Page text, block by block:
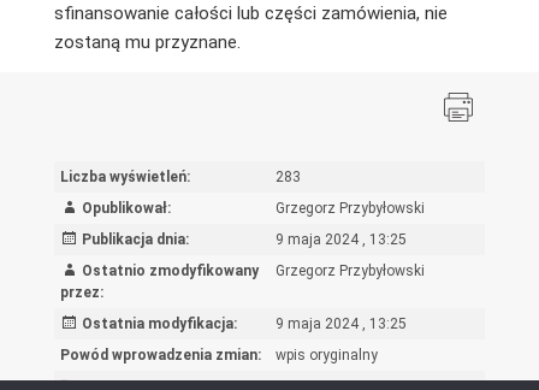
sfinansowanie całości lub części zamówienia, nie
zostaną mu przyznane.
Liczba wyświetleń:
283
Opublikował:
Grzegorz Przybyłowski
Publikacja dnia:
9 maja 2024 , 13:25
Ostatnio zmodyfikowany
przez:
Grzegorz Przybyłowski
Ostatnia modyfikacja:
9 maja 2024 , 13:25
Powód wprowadzenia zmian:
wpis oryginalny